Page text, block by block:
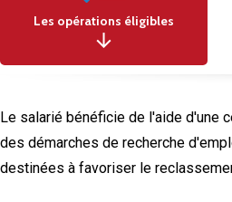
Les opérations éligibles
Le salarié bénéficie de l'aide d'une
des démarches de recherche
destinées à favoriser le